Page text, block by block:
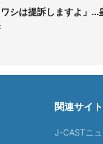
シは提訴しますよ」...
関連サイト
J-CASTニ